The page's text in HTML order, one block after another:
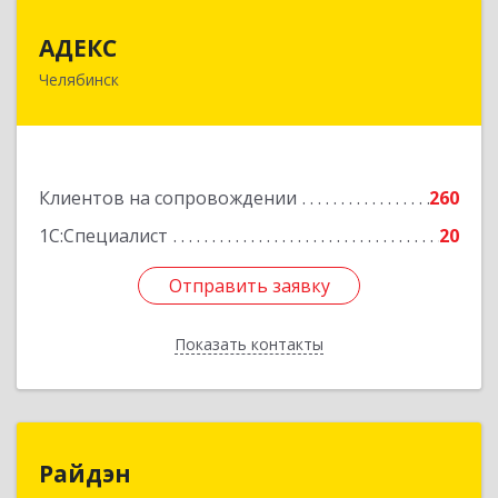
АДЕКС
Челябинск
Клиентов на сопровождении
260
1С:Специалист
20
Отправить заявку
Показать контакты
454080, Челябинская обл, Челябинск г, Смирных
Отправить заявку
Назад
Райдэн